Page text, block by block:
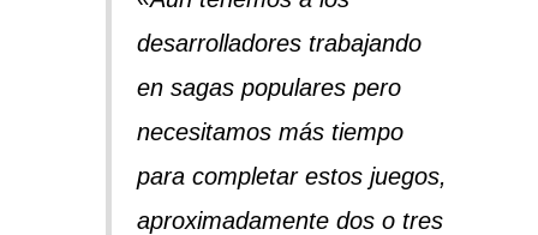
desarrolladores trabajando
en sagas populares pero
necesitamos más tiempo
para completar estos juegos,
aproximadamente dos o tres